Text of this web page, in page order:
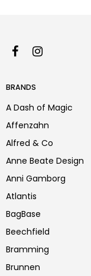
BRANDS
A Dash of Magic
Affenzahn
Alfred & Co
Anne Beate Design
Anni Gamborg
Atlantis
BagBase
Beechfield
Bramming
Brunnen